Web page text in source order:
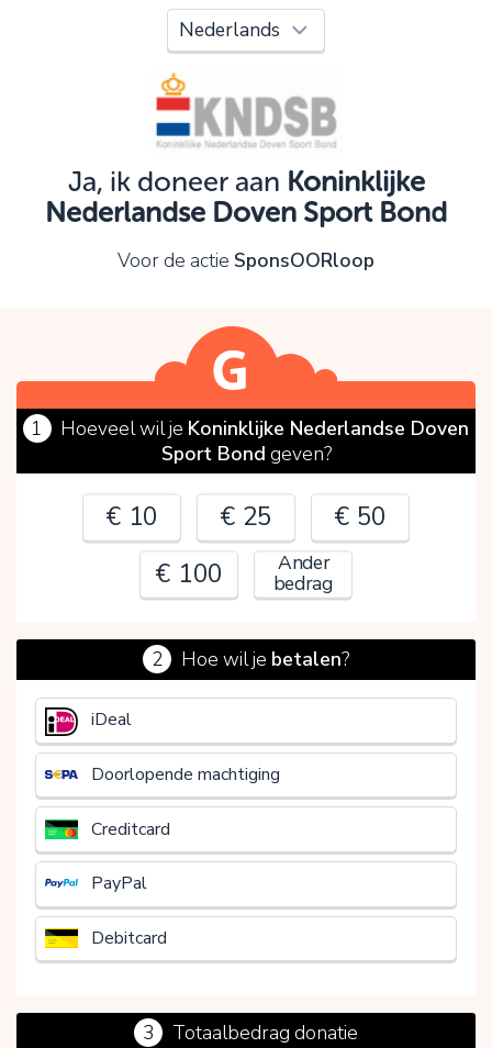
Ja, ik doneer aan Koninklijke
Nederlandse Doven Sport Bond
Voor de actie SponsOORloop
1 Hoeveel wil je Koninklijke Nederlandse Doven
Sport Bond geven?
€ 10 € 25
€ 50
€ 100
Ander
bedrag
€
2 Hoe wil je betalen?
iDeal
Doorlopende machtiging
Creditcard
PayPal
Debitcard
3 Totaalbedrag donatie
Oeps!
Je kunt nog niet verder vanwege:
Controleer en verbeter je invoer en probeer het
OK